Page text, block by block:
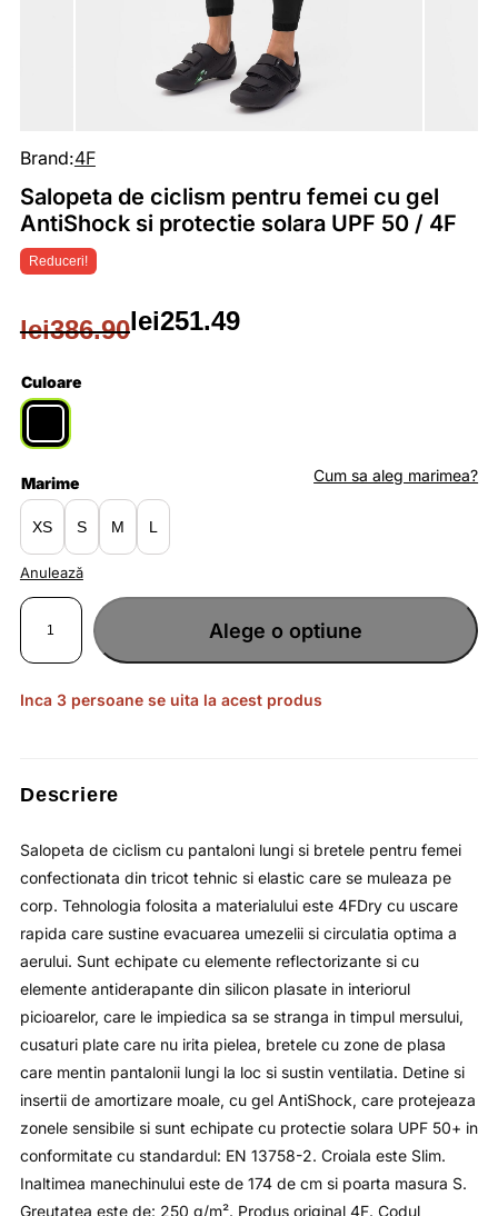
Reduceri!
Brand:4F
Salopeta de ciclism pentru femei cu gel
AntiShock si protectie solara UPF 50 / 4F
lei386.90
Prețul
inițial
a
fost:
lei386.90.
lei251.49
Prețul
curent
este:
lei251.49.
Culoare
Marime
S M L
XS
Anulează
Cum sa aleg marimea?
Cantitate
pentru
femei
gel
AntiShock
/
4F
Alege o optiune
Inca 3 persoane se uita la acest produs
Descriere
Salopeta de ciclism cu pantaloni lungi si bretele pentru femei
confectionata din tricot tehnic si elastic care se muleaza pe
corp. Tehnologia folosita a materialului este 4FDry cu uscare
rapida care sustine evacuarea umezelii si circulatia optima a
aerului. Sunt echipate cu elemente reflectorizante si cu
elemente antiderapante din silicon plasate in interiorul
picioarelor, care le impiedica sa se stranga in timpul mersului,
cusaturi plate care nu irita pielea, bretele cu zone de plasa
care mentin pantalonii lungi la loc si sustin ventilatia. Detine si
insertii de amortizare moale, cu gel AntiShock, care protejeaza
zonele sensibile si sunt echipate cu protectie solara UPF 50+ in
conformitate cu standardul: EN 13758-2. Croiala este Slim.
Inaltimea manechinului este de 174 de cm si poarta masura S.
Greutatea este de: 250 g/m². Produs original 4F. Codul